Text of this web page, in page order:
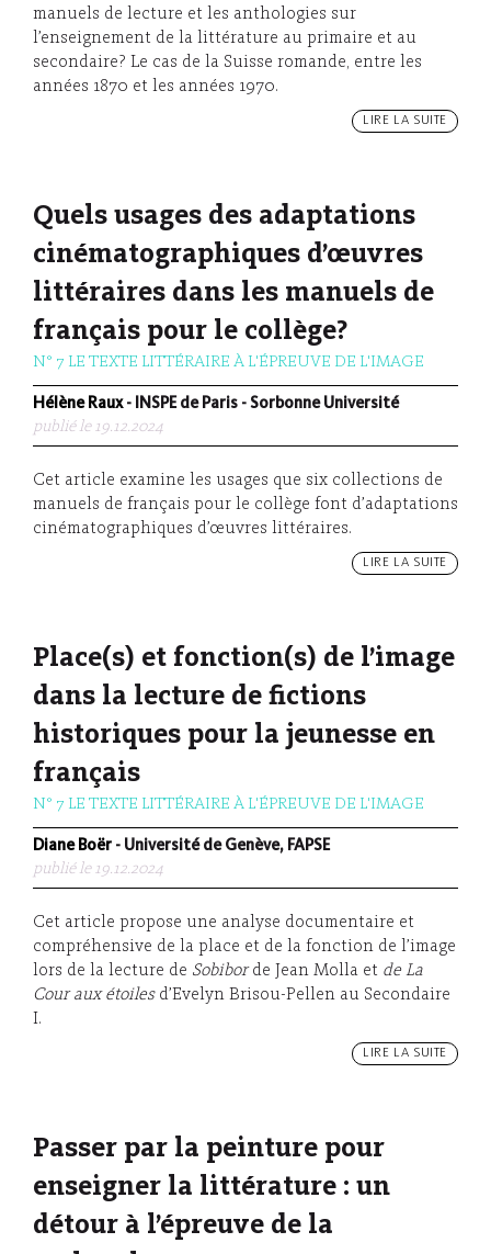
manuels de lecture et les anthologies sur
l’enseignement de la littérature au primaire et au
secondaire? Le cas de la Suisse romande, entre les
années 1870 et les années 1970.
LIRE LA SUITE
Quels usages des adaptations
cinématographiques d’œuvres
littéraires dans les manuels de
français pour le collège?
N° 7 LE TEXTE LITTÉRAIRE À L'ÉPREUVE DE L'IMAGE
Hélène Raux- INSPE de Paris - Sorbonne Université
publié le 19.12.2024
Cet article examine les usages que six collections de
manuels de français pour le collège font d’adaptations
cinématographiques d’œuvres littéraires.
LIRE LA SUITE
Place(s) et fonction(s) de l’image
dans la lecture de fictions
historiques pour la jeunesse en
français
N° 7 LE TEXTE LITTÉRAIRE À L'ÉPREUVE DE L'IMAGE
Diane Boër - Université de Genève, FAPSE
publié le 19.12.2024
Cet article propose une analyse documentaire et
compréhensive de la place et de la fonction de l’image
lors de la lecture de Sobiborde Jean Molla et de La
Cour aux étoilesd’Evelyn Brisou-Pellen au Secondaire
I.
LIRE LA SUITE
Passer par la peinture pour
enseigner la littérature : un
détour à l’épreuve de la